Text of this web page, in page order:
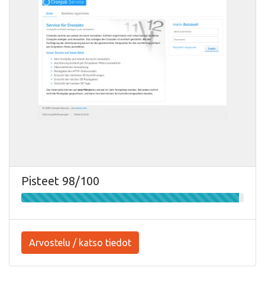
Pisteet 98/100
Arvostelu / katso tiedot